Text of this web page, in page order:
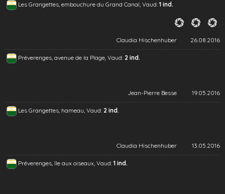
Les Grangettes, embouchure du Grand Canal, Vaud: 1 ind.
Claudia Hischenhuber 26.08.2016
Préverenges, avenue de la Plage, Vaud: 2 ind.
Jean-Pierre Besse 19.05.2016
Les Grangettes, hameau, Vaud: 2 ind.
Claudia Hischenhuber 13.05.2016
Préverenges, île aux oiseaux, Vaud: 1 ind.